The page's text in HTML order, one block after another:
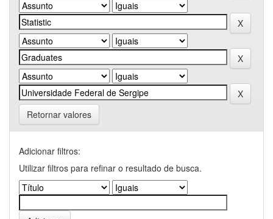
Retornar valores
Adicionar filtros:
Utilizar filtros para refinar o resultado de busca.